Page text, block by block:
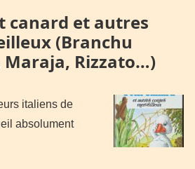
canard et autres
(Branchu
Maraja, Rizzato…)
italiens de
absolument